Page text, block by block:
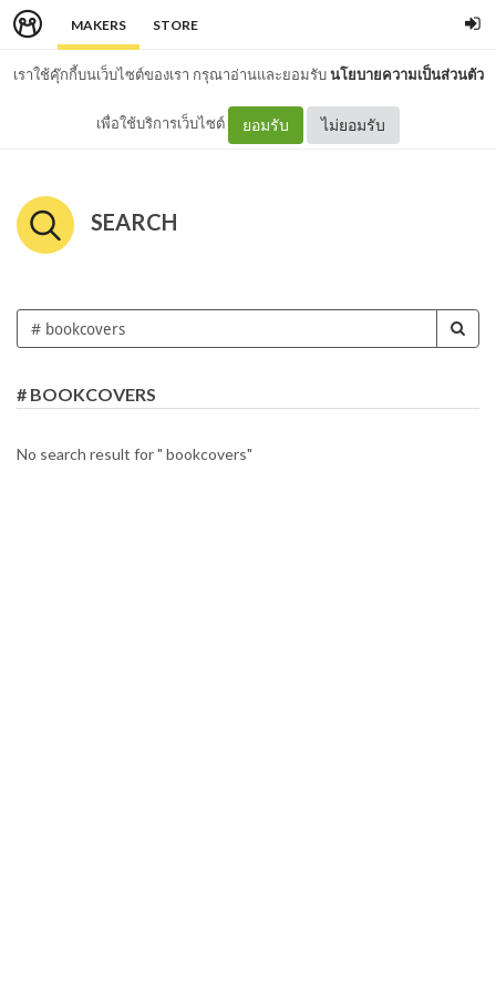
MAKERS STORE
เราใช้คุ๊กกี้บนเว็บไซต์ของเรา กรุณาอ่านและยอมรับนโยบายความเป็นส่วนตัว
เพื่อใช้บริการเว็บไซต์ ยอมรับ ไม่ยอมรับ
SEARCH
# BOOKCOVERS
No search result for " bookcovers"